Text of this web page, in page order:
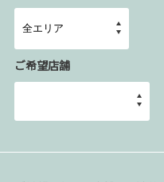
ご希望店舗